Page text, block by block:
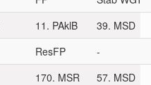
11. PAklB
39. MSD
ResFP
-
170. MSR
57. MSD